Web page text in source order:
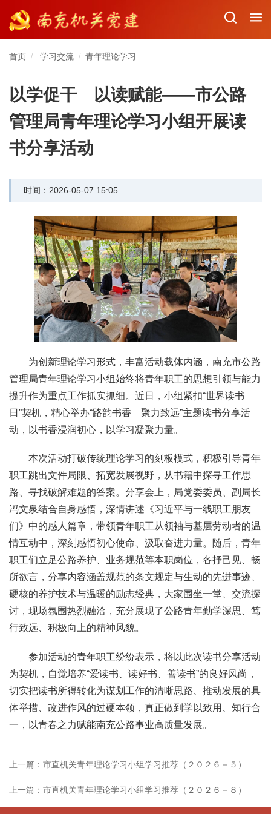
首页 / 学习交流 / 青年理论学习
以学促干 以读赋能——市公路
管理局青年理论学习小组开展读
书分享活动
时间：2026-05-07 15:05
为创新理论学习形式，丰富活动载体内涵，南充市公路
管理局青年理论学习小组始终将青年职工的思想引领与能力
提升作为重点工作抓实抓细。近日，小组紧扣“世界读书
日”契机，精心举办“路韵书香 聚力致远”主题读书分享活
动，以书香浸润初心，以学习凝聚力量。
本次活动打破传统理论学习的刻板模式，积极引导青年
职工跳出文件局限、拓宽发展视野，从书籍中探寻工作思
路、寻找破解难题的答案。分享会上，局党委委员、副局长
冯文泉结合自身感悟，深情讲述《习近平与一线职工朋友
们》中的感人篇章，带领青年职工从领袖与基层劳动者的温
情互动中，深刻感悟初心使命、汲取奋进力量。随后，青年
职工们立足公路养护、业务规范等本职岗位，各抒己见、畅
所欲言，分享内容涵盖规范的条文规定与生动的先进事迹、
硬核的养护技术与温暖的励志经典，大家围坐一堂、交流探
讨，现场氛围热烈融洽，充分展现了公路青年勤学深思、笃
行致远、积极向上的精神风貌。
参加活动的青年职工纷纷表示，将以此次读书分享活动
为契机，自觉培养“爱读书、读好书、善读书”的良好风尚，
切实把读书所得转化为谋划工作的清晰思路、推动发展的具
体举措、改进作风的过硬本领，真正做到学以致用、知行合
一，以青春之力赋能南充公路事业高质量发展。
上一篇：市直机关青年理论学习小组学习推荐（２０２６－５）
上一篇：市直机关青年理论学习小组学习推荐（２０２６－８）